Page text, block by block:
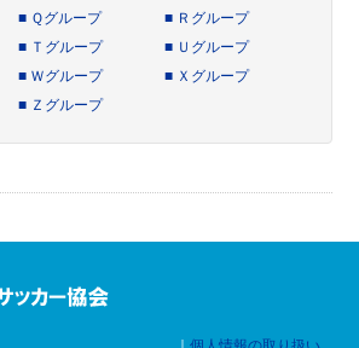
■ Ｑグループ ■ Ｒグループ
■ Ｔグループ ■ Ｕグループ
■ Ｗグループ ■ Ｘグループ
■ Ｚグループ